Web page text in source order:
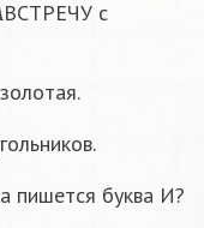
ВСТРЕЧУ с
пишется буква И?